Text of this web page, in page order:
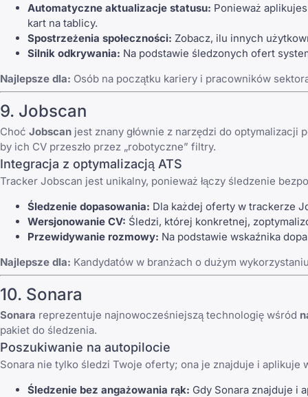
Automatyczne aktualizacje statusu: Ponieważ
kart na tablicy.
Spostrzeżenia społeczności: Zobacz, ilu innych
Silnik odkrywania: Na podstawie śledzonych ofert
Najlepsze dla: Osób na początku kariery i pracowników
9. Jobscan
Choć Jobscan jest znany głównie z narzędzi do
by ich CV przeszło przez „robotyczne” filtry.
Integracja z optymalizacją ATS
Tracker Jobscan jest unikalny, ponieważ łączy śledzenie
Śledzenie dopasowania: Dla każdej oferty w trackerze
Wersjonowanie CV: Śledzi, której konkretnej,
Przewidywanie rozmowy: Na podstawie wskaźnika
Najlepsze dla: Kandydatów w branżach o dużym
10. Sonara
Sonara reprezentuje najnowocześniejszą technologię wśród
pakiet do śledzenia.
Poszukiwanie na autopilocie
Sonara nie tylko śledzi Twoje oferty; ona je znajduje i
Śledzenie bez angażowania rąk: Gdy Sonara znajduje i